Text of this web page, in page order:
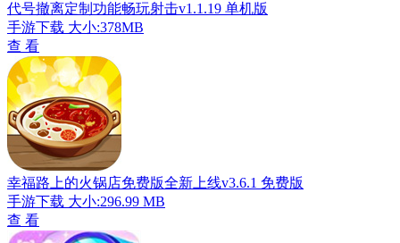
代号撤离定制功能畅玩射击v1.1.19 单机版
手游下载 大小:378MB
查 看
幸福路上的火锅店免费版全新上线v3.6.1 免费版
手游下载 大小:296.99 MB
查 看